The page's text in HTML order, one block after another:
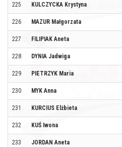
225 KULCZYCKA Krystyna
226 MAZUR Małgorzata
227 FILIPIAK Aneta
228 DYNIA Jadwiga
229 PIETRZYK Maria
230 MYK Anna
231 KURCIUS Elżbieta
232 KUŚ Iwona
233 JORDAN Aneta